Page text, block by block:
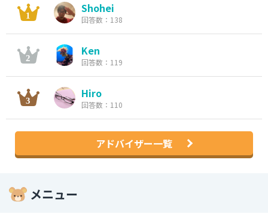
Shohei
回答数：138
Ken
回答数：119
Hiro
回答数：110
アドバイザー一覧
メニュー